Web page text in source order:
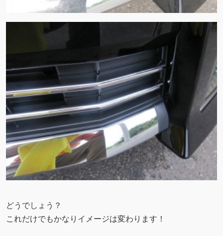
どうでしょう？
これだけでもかなりイメージは変わります！